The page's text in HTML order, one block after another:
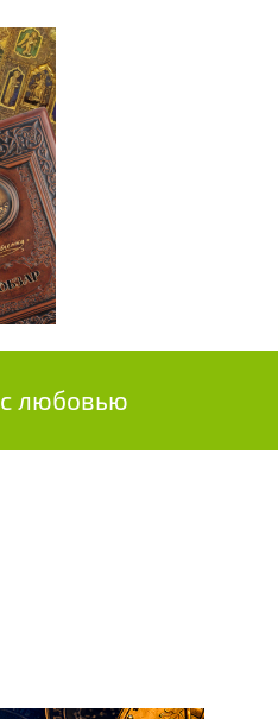
с любовью